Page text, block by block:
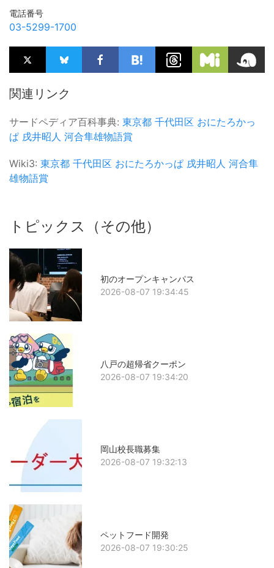
電話番号
03-5299-1700
関連リンク
サードペディア百科事典: 東京都 千代田区 おにたろかっ
ぱ 戌井昭人 河合隼雄物語賞
Wiki3: 東京都 千代田区 おにたろかっぱ 戌井昭人 河合隼
雄物語賞
トピックス（その他）
初のオープンキャンパス
2026-08-07 19:34:45
八戸の超帰省クーポン
2026-08-07 19:34:20
岡山校長職募集
2026-08-07 19:32:13
ペットフード開発
2026-08-07 19:30:25